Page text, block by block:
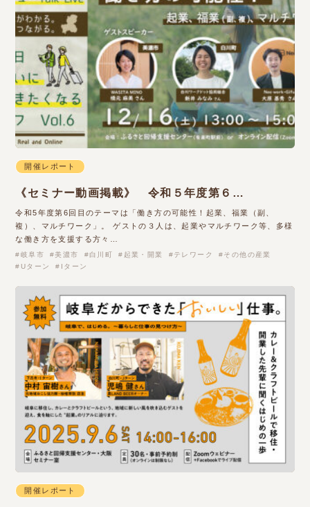
開催レポート
《セミナー動画掲載》 令和５年度第６…
令和5年度第6回目のテーマは「働き方の可能性！起業、福業（副、
複）、マルチワーク」。 ゲストの３人は、起業やマルチワーク等、多様
な働き方を支援する方々…
岐阜市 美濃市 白川町 起業・開業 テレワーク
その他の産業
Uターン
Iターン
開催レポート